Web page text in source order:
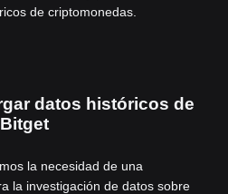
de criptomonedas.
datos históricos de
la necesidad de una
la investigación de datos sobre